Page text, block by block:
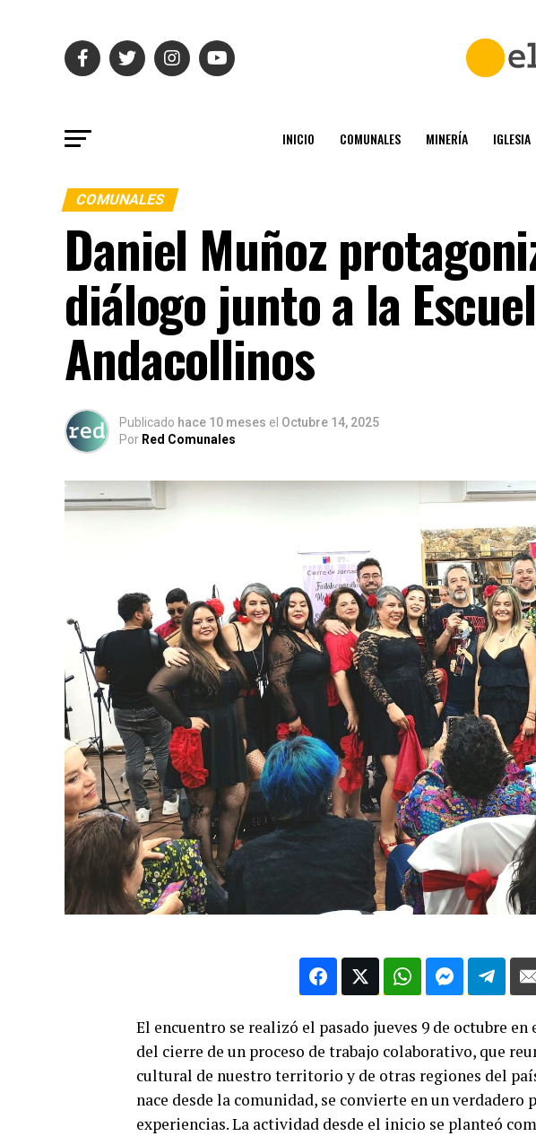
INICIO COMUNALES MINERÍA IGLESIA
COMUNALES
Daniel Muñoz
diálogo junto a la
Andacollinos
Publicado hace 10 meses el Octubre 14, 2025
Por Red Comunales
El encuentro se realizó el pasado jueves 9 de octubre
del cierre de un proceso de trabajo colaborativo, que
cultural de nuestro territorio y de otras regiones del
nace desde la comunidad, se convierte en un verdadero
experiencias. La actividad desde el inicio se planteó